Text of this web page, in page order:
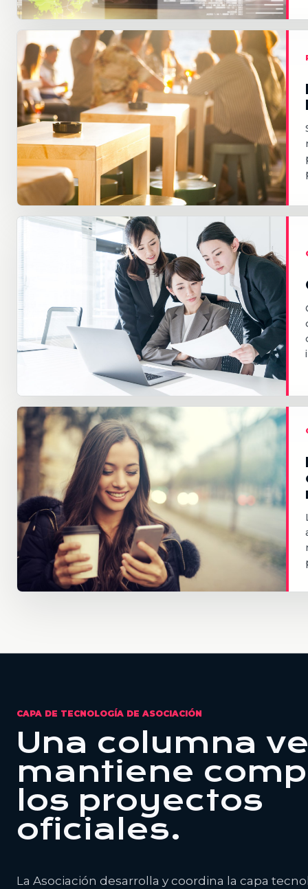
CAPA DE TECNOLOGÍA DE ASOCIACIÓN
Una columna
mantiene
los proyectos
oficiales.
La Asociación desarrolla y coordina la capa